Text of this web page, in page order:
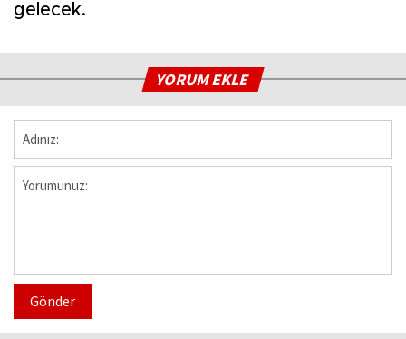
gelecek.
YORUM EKLE
Gönder